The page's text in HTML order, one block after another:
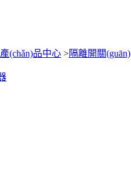
產(chǎn)品中心 >隔離開關(guān)